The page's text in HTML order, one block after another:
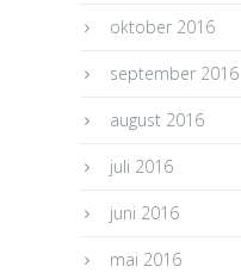
oktober 2016
september 2016
august 2016
juli 2016
juni 2016
mai 2016